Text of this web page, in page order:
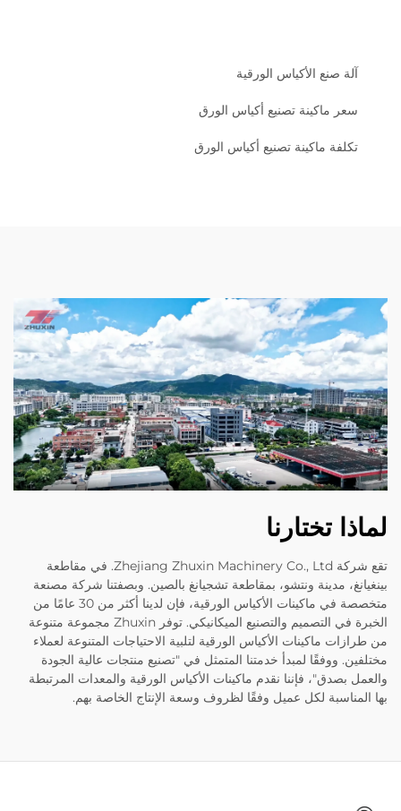
آلة صنع الأكياس الورقية
سعر ماكينة تصنيع أكياس الورق
تكلفة ماكينة تصنيع أكياس الورق
لماذا تختارنا
تقع شركة Zhejiang Zhuxin Machinery Co., Ltd. في مقاطعة
بينغيانغ، مدينة ونتشو، بمقاطعة تشجيانغ بالصين. وبصفتنا شركة مصنعة
متخصصة في ماكينات الأكياس الورقية، فإن لدينا أكثر من 30 عامًا من
الخبرة في التصميم والتصنيع الميكانيكي. توفر Zhuxin مجموعة متنوعة
من طرازات ماكينات الأكياس الورقية لتلبية الاحتياجات المتنوعة لعملاء
مختلفين. ووفقًا لمبدأ خدمتنا المتمثل في "تصنيع منتجات عالية الجودة
والعمل بصدق"، فإننا نقدم ماكينات الأكياس الورقية والمعدات المرتبطة
بها المناسبة لكل عميل وفقًا لظروف وسعة الإنتاج الخاصة بهم.